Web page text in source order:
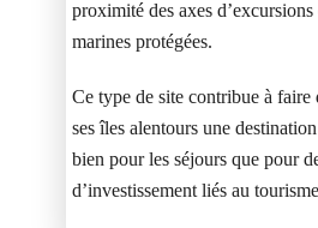
proximité des axes d’excursions
marines protégées.
Ce type de site contribue à faire
ses îles alentours une
bien pour les séjours que pour
d’investissement liés au